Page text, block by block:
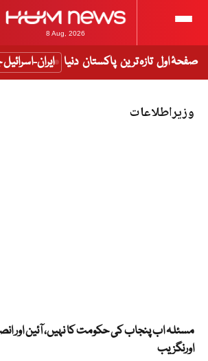
8 Aug, 2026
صفحۂ اول تازہ ترین پاکستان دنیا ایران-
وزیراطلاعات
مسئلہ اب پنجاب کی حکومت کا نہیں، آئین اور
اورنگزیب